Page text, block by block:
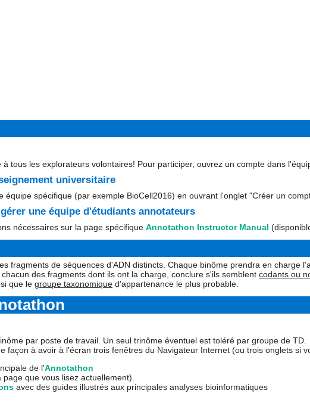
tous les explorateurs volontaires! Pour participer, ouvrez un compte dans
universitaire
équipe spécifique (par exemple BioCell2016) en ouvrant l'onglet "Créer un
une équipe d'étudiants annotateurs
nécessaires sur la page spécifique Annotathon Instructor Manual
fragments de séquences d'ADN distincts. Chaque binôme prendra en
des fragments dont ils ont la charge, conclure s'ils semblent codants ou
que le groupe taxonomique d'appartenance le plus probable.
par poste de travail. Un seul trinôme éventuel est toléré par groupe de TD.
façon à avoir à l'écran trois fenêtres du Navigateur Internet (ou trois onglets si
de l'Annotathon
page que vous lisez actuellement).
avec des guides illustrés aux principales analyses bioinformatiques